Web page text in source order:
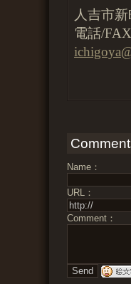
人吉市新
電話/
Name：
URL：
Comment：